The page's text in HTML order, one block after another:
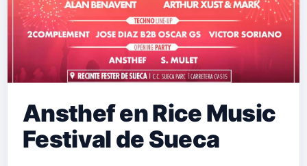
Ansthef en Rice Music
Festival de Sueca